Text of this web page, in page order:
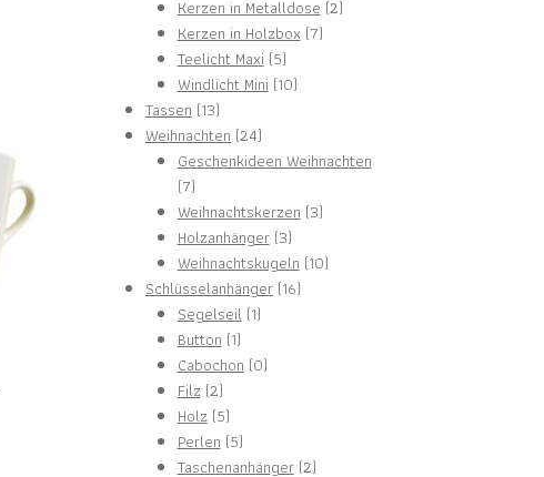
Produkt
Kerzen in Metalldose 22
Kerzen in Holzbox 77
Teelicht Maxi 55
Produkte
Windlicht Mini 1010
Tassen 1313
Produkte
Weihnachten 2424
Produkte
Geschenkideen Weihnachten
77
Produkte
Weihnachtskerzen 33
Holzanhänger 33
Produkte
Weihnachtskugeln 1010
Schlüsselanhänger 1616
Segelseil 11
Button 11
Produkt
Cabochon 00
Filz 22
Produkte
Holz 55
Produkte
Perlen 55
Produkte
Taschenanhänger 22